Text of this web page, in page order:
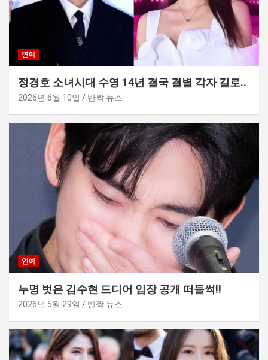
연예
정경호 소녀시대 수영 14년 결국 결별 각자 길로..
2026년 6월 10일 반짝 뉴스
연예
누명 벗은 김수현 드디어 입장 공개 떠들썩!!
2026년 5월 29일 반짝 뉴스